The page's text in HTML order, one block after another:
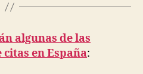
algunas de las
en España: